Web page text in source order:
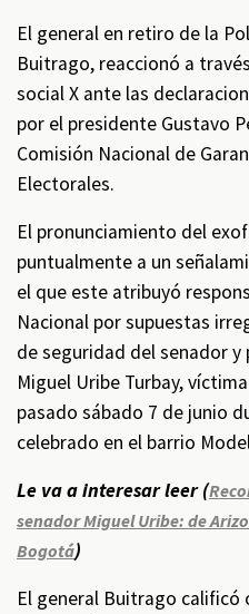
El general en retiro de la
Buitrago, reaccionó a
social X ante las
por el presidente Gustavo
Comisión Nacional de
Electorales.
El pronunciamiento del
puntualmente a un
el que este atribuyó
Nacional por supuestas
de seguridad del senador
Miguel Uribe Turbay,
pasado sábado 7 de junio
celebrado en el barrio
Le va a interesar leer (
senador Miguel Uribe: de
Bogotá)
El general Buitrago calificó